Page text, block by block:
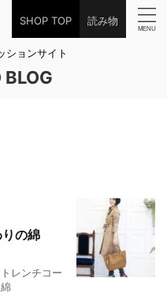
SHOP TOP 読み物
ションサイト
BLOG
の綿
トレンチコー
綿